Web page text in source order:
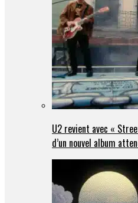
U2 revient avec «
d’un nouvel album